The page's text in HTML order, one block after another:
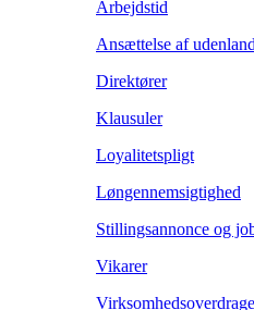
Arbejdstid
Ansættelse af
Direktører
Klausuler
Loyalitetspligt
Løngennemsigtighed
Stillingsannonce og
Vikarer